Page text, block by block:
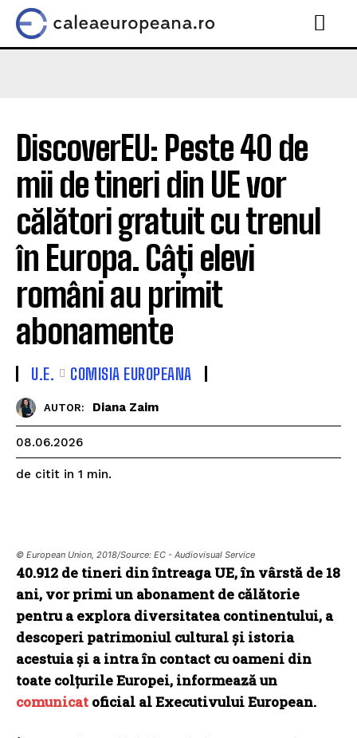
DiscoverEU: Peste 40 de
mii de tineri din UE vor
călători gratuit cu trenul
în Europa. Câți elevi
români au primit
abonamente
U.E. COMISIA EUROPEANA
AUTOR: Diana Zaim
08.06.2026
de citit in 1 min.
© European Union, 2018/Source: EC - Audiovisual Service
40.912 de tineri din întreaga UE, în vârstă de 18
ani, vor primi un abonament de călătorie
pentru a explora diversitatea continentului, a
descoperi patrimoniul cultural și istoria
acestuia și a intra în contact cu oameni din
toate colțurile Europei, informează un
comunicat oficial al Executivului European.